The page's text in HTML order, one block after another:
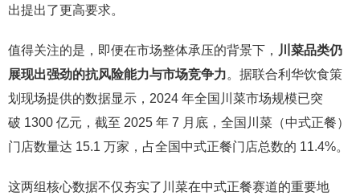
出提出了更高要求。
值得关注的是，即便在市场整体承压的背景下， 川菜品类仍
展现出强劲的抗风险能力与市场竞争力。据联合利华饮食策
划现场提供的数据显示，2024 年全国川菜市场规模已突
破 1300 亿元，截至 2025 年 7 月底，全国川菜（中式正餐）
门店数量达 15.1 万家，占全国中式正餐门店总数的 11.4%。
这两组核心数据不仅夯实了川菜在中式正餐赛道的重要地